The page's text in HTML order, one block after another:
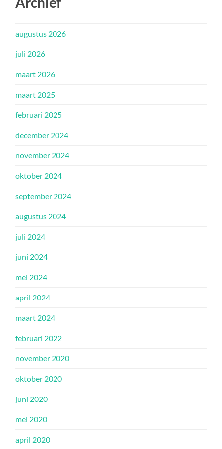
augustus 2026
juli 2026
maart 2026
maart 2025
februari 2025
december 2024
november 2024
oktober 2024
september 2024
augustus 2024
juli 2024
juni 2024
mei 2024
april 2024
maart 2024
februari 2022
november 2020
oktober 2020
juni 2020
mei 2020
april 2020